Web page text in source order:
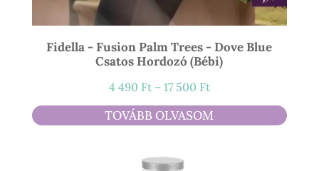
Fidella - Fusion Palm Trees - Dove Blue
Csatos Hordozó (bébi)
4 490 Ft – 17 500 FtÁrtartomány:
4
490 Ft
TOVÁBB OLVASOM